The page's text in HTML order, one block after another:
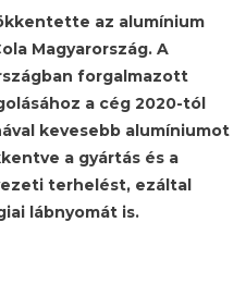
az alumínium
Magyarország. A
forgalmazott
a cég 2020-tól
kevesebb alumíniumot
a gyártás és a
terhelést, ezáltal
lábnyomát is.